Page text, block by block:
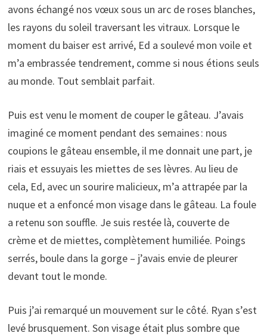
avons échangé nos vœux sous un arc de roses blanches,
les rayons du soleil traversant les vitraux. Lorsque le
moment du baiser est arrivé, Ed a soulevé mon voile et
m’a embrassée tendrement, comme si nous étions seuls
au monde. Tout semblait parfait.
Puis est venu le moment de couper le gâteau. J’avais
imaginé ce moment pendant des semaines : nous
coupions le gâteau ensemble, il me donnait une part, je
riais et essuyais les miettes de ses lèvres. Au lieu de
cela, Ed, avec un sourire malicieux, m’a attrapée par la
nuque et a enfoncé mon visage dans le gâteau. La foule
a retenu son souffle. Je suis restée là, couverte de
crème et de miettes, complètement humiliée. Poings
serrés, boule dans la gorge – j’avais envie de pleurer
devant tout le monde.
Puis j’ai remarqué un mouvement sur le côté. Ryan s’est
levé brusquement. Son visage était plus sombre que